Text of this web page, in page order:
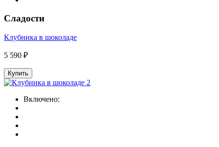
Сладости
Клубника в шоколаде
5 590 ₽
Купить
Включено: